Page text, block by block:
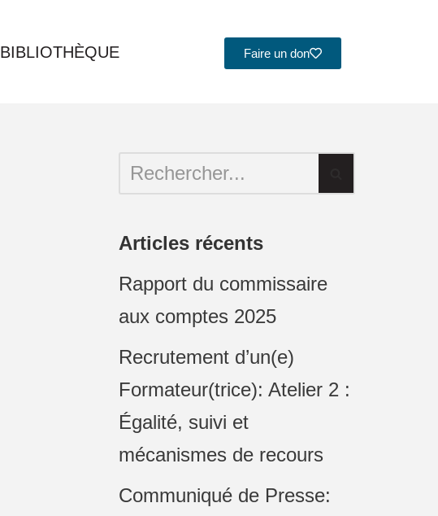
BIBLIOTHÈQUE Faire un don
Articles récents
Rapport du commissaire
aux comptes 2025
Recrutement d’un(e)
Formateur(trice): Atelier 2 :
Égalité, suivi et
mécanismes de recours
Communiqué de Presse: